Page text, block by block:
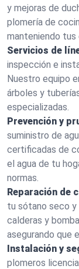
y mejoras de
plomería de
manteniendo tus
Servicios de
inspección e
Nuestro equipo
árboles y
especializadas.
Prevención y
suministro de
certificadas de
el agua de tu
normas.
Reparación de
tu sótano seco y
calderas y
asegurando que
Instalación y
plomeros